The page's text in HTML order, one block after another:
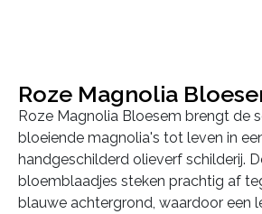
Roze Magnolia
Roze Magnolia Bloesem brengt de
bloeiende magnolia's tot leven in
handgeschilderd olieverf schilderij.
bloemblaadjes steken prachtig af
blauwe achtergrond, waardoor een